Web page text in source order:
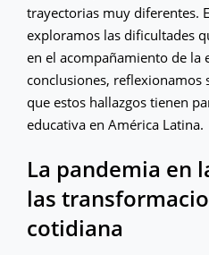
trayectorias muy diferentes.
exploramos las dificultades
en el acompañamiento de la
conclusiones, reflexionamos
que estos hallazgos tienen
educativa en América Latina.
La pandemia en
las
cotidiana